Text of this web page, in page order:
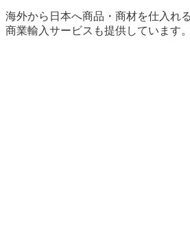
海外から日本へ商品・商材を仕入れる
商業輸入サービスも提供しています。